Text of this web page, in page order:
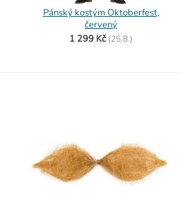
Pánský kostým Oktoberfest,
červený
1 299 Kč (25.8.)